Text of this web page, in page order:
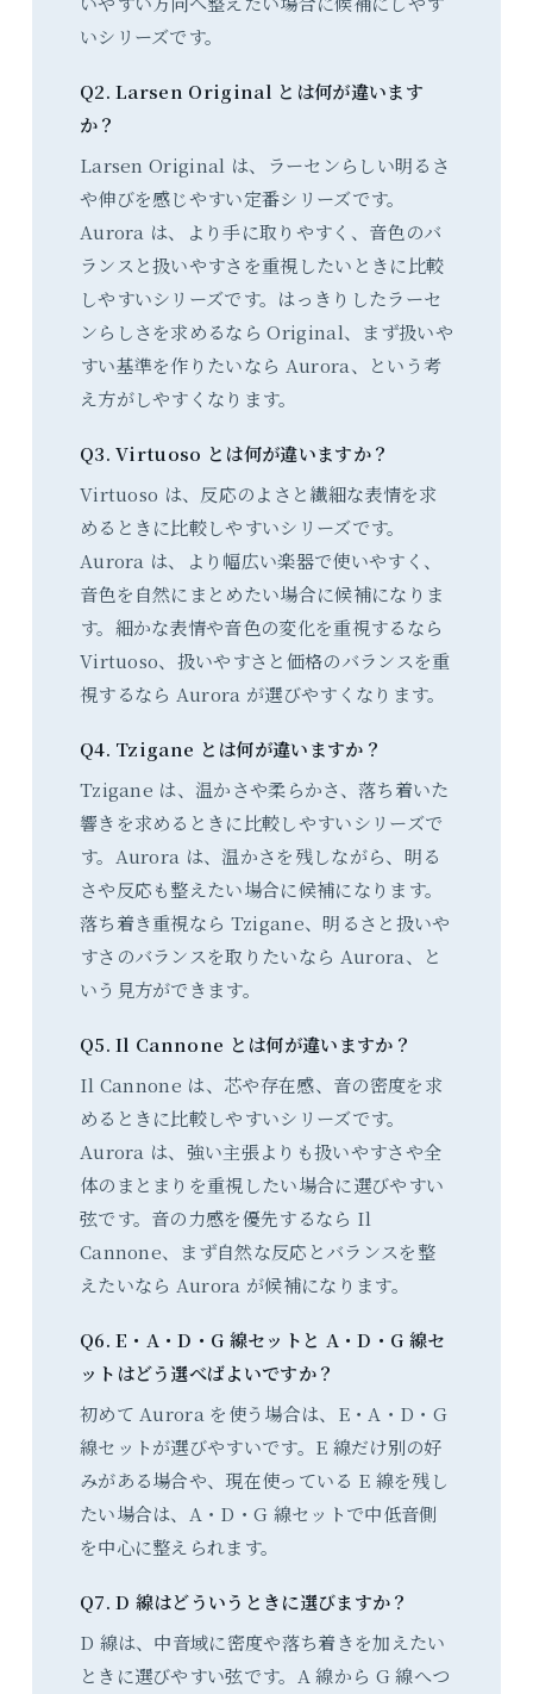
いシリーズです。
Q2. Larsen Original とは何が違います
か？
Larsen Original は、ラーセンらしい明るさ
や伸びを感じやすい定番シリーズです。
Aurora は、より手に取りやすく、音色のバ
ランスと扱いやすさを重視したいときに比較
しやすいシリーズです。はっきりしたラーセ
ンらしさを求めるなら Original、まず扱いや
すい基準を作りたいなら Aurora、という考
え方がしやすくなります。
Q3. Virtuoso とは何が違いますか？
Virtuoso は、反応のよさと繊細な表情を求
めるときに比較しやすいシリーズです。
Aurora は、より幅広い楽器で使いやすく、
音色を自然にまとめたい場合に候補になりま
す。細かな表情や音色の変化を重視するなら
Virtuoso、扱いやすさと価格のバランスを重
視するなら Aurora が選びやすくなります。
Q4. Tzigane とは何が違いますか？
Tzigane は、温かさや柔らかさ、落ち着いた
響きを求めるときに比較しやすいシリーズで
す。Aurora は、温かさを残しながら、明る
さや反応も整えたい場合に候補になります。
落ち着き重視なら Tzigane、明るさと扱いや
すさのバランスを取りたいなら Aurora、と
いう見方ができます。
Q5. Il Cannone とは何が違いますか？
Il Cannone は、芯や存在感、音の密度を求
めるときに比較しやすいシリーズです。
Aurora は、強い主張よりも扱いやすさや全
体のまとまりを重視したい場合に選びやすい
弦です。音の力感を優先するなら Il
Cannone、まず自然な反応とバランスを整
えたいなら Aurora が候補になります。
Q6. E・A・D・G 線セットと A・D・G 線セ
ットはどう選べばよいですか？
初めて Aurora を使う場合は、E・A・D・G
線セットが選びやすいです。E 線だけ別の好
みがある場合や、現在使っている E 線を残し
たい場合は、A・D・G 線セットで中低音側
を中心に整えられます。
Q7. D 線はどういうときに選びますか？
D 線は、中音域に密度や落ち着きを加えたい
ときに選びやすい弦です。A 線から G 線へつ